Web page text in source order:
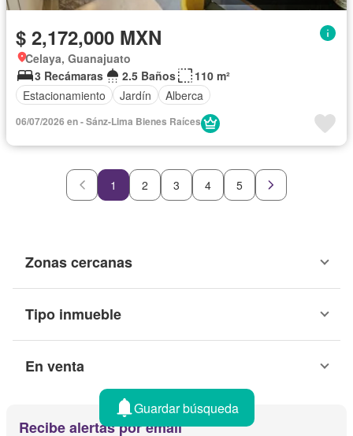
$ 2,172,000 MXN
Celaya, Guanajuato
3 Recámaras
2.5 Baños
110 m²
Estacionamiento
Jardín Alberca
06/07/2026 en - Sánz-Lima Bienes Raíces
1 2 3 4 5
Zonas cercanas
Tipo inmueble
En venta
Recibe alertas por email
Guardar búsqueda